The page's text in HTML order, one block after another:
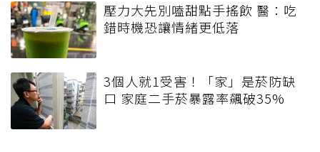
壓力大先別嗑甜點手搖飲 醫：吃
錯時機恐讓情緒更低落
3個人就1受害！「家」是菸防缺
口 家庭二手菸暴露率飆破35%